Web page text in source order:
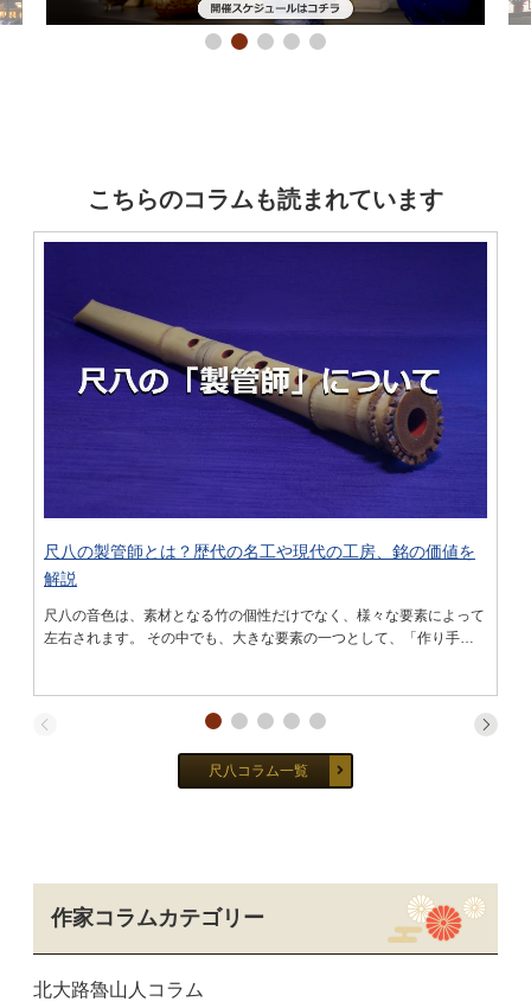
こちらのコラムも読まれています
尺八の製管師とは？歴代の名工や現代の工房、銘の価値を
解説
尺八の音色は、素材となる竹の個性だけでなく、様々な要素によって
左右されます。 その中でも、大きな要素の一つとして、「作り手の
尺八コラム一覧
作家コラムカテゴリー
北大路魯山人コラム